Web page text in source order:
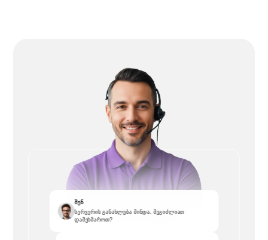
შენ
სერვერის განახლება მინდა. შეგიძლიათ
დამეხმაროთ?